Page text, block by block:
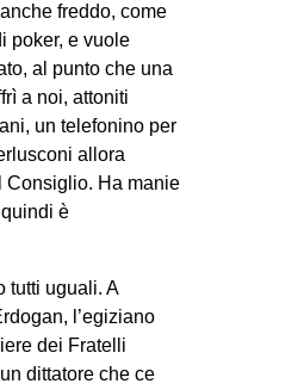
CINEMA
MUSICA
freddo, come
poker, e vuole
al punto che una
a noi, attoniti
un telefonino per
allora
Consiglio. Ha manie
è
tutti uguali. A
l’egiziano
dei Fratelli
dittatore che ce